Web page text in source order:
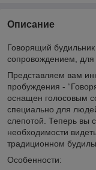
Описание
Говорящий
сопровождением,
Представляем вам
пробуждения -
оснащен голосовым
специально для
слепотой. Теперь вы
необходимости
традиционном
Особенности: